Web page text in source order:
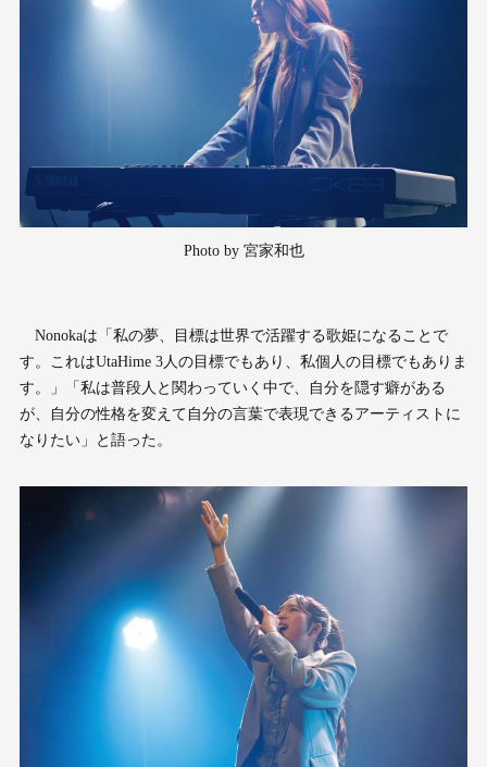
Photo by 宮家和也
Nonokaは「私の夢、目標は世界で活躍する歌姫になることで
す。これはUtaHime 3人の目標でもあり、私個人の目標でもありま
す。」「私は普段人と関わっていく中で、自分を隠す癖がある
が、自分の性格を変えて自分の言葉で表現できるアーティストに
なりたい」と語った。